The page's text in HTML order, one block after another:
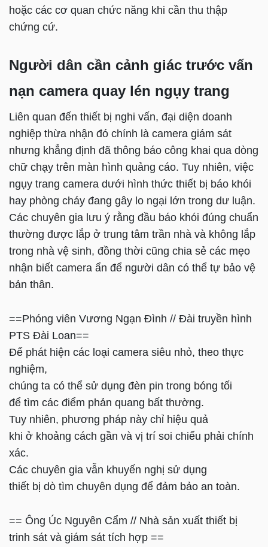
hoặc các cơ quan chức năng khi cần thu thập
chứng cứ.
Người dân cần cảnh giác trước vấn
nạn camera quay lén ngụy trang
Liên quan đến thiết bị nghi vấn, đại diện doanh
nghiệp thừa nhận đó chính là camera giám sát
nhưng khẳng định đã thông báo công khai qua dòng
chữ chạy trên màn hình quảng cáo. Tuy nhiên, việc
ngụy trang camera dưới hình thức thiết bị báo khói
hay phòng cháy đang gây lo ngại lớn trong dư luận.
Các chuyên gia lưu ý rằng đầu báo khói đúng chuẩn
thường được lắp ở trung tâm trần nhà và không lắp
trong nhà vệ sinh, đồng thời cũng chia sẻ các mẹo
nhận biết camera ẩn để người dân có thể tự bảo vệ
bản thân.
==Phóng viên Vương Ngạn Đình // Đài truyền hình
PTS Đài Loan==
Để phát hiện các loại camera siêu nhỏ, theo thực
nghiệm,
chúng ta có thể sử dụng đèn pin trong bóng tối
để tìm các điểm phản quang bất thường.
Tuy nhiên, phương pháp này chỉ hiệu quả
khi ở khoảng cách gần và vị trí soi chiếu phải chính
xác.
Các chuyên gia vẫn khuyến nghị sử dụng
thiết bị dò tìm chuyên dụng để đảm bảo an toàn.
== Ông Úc Nguyên Cẩm // Nhà sản xuất thiết bị
trinh sát và giám sát tích hợp ==